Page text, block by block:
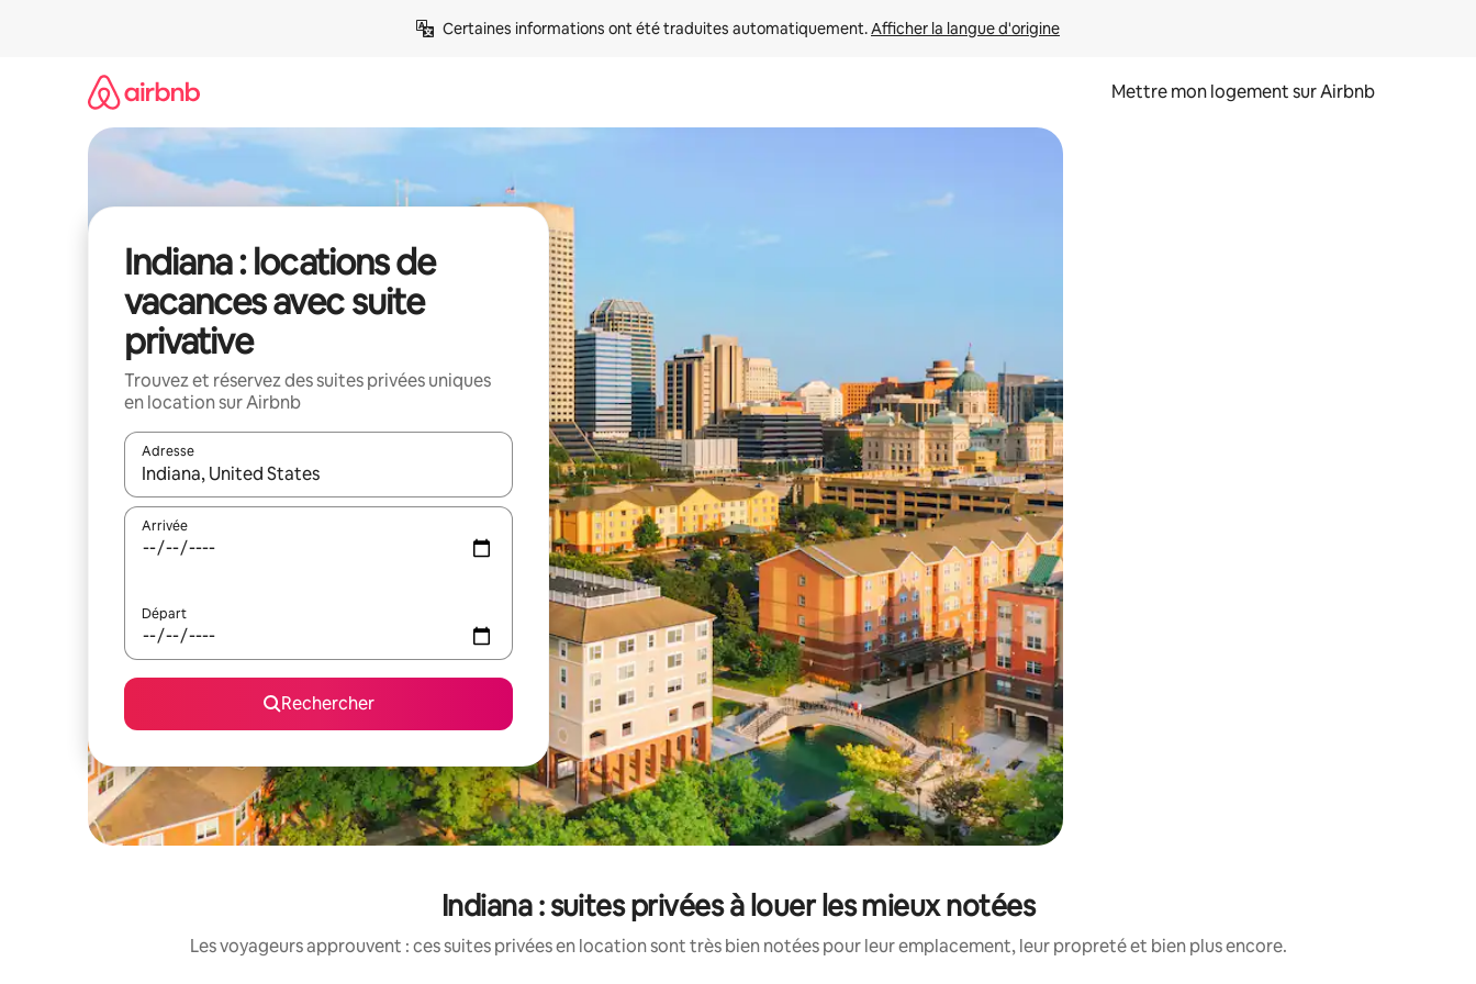
Certaines informations ont été traduites automatiquement. Afficher la langue d'origine
Mettre mon logement sur Airbnb
Indiana : locations de
vacances avec suite
privative
Trouvez et réservez des suites privées uniques
en location sur Airbnb
Adresse
Lorsque les résultats s'affichent, utilisez les flèches vers le haut et vers le bas pour les parcourir ou en appuyant et en faisant glisser.
Arrivée
Départ
Rechercher
Indiana : suites privées à louer les mieux notées
Les voyageurs approuvent : ces suites privées en location sont très bien notées pour leur emplacement, leur propreté et bien plus encore.